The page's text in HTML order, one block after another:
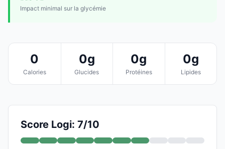
Impact minimal sur la glycémie
0
Calories
0g
Glucides
0g
Protéines
0g
Lipides
Score Logi: 7/10